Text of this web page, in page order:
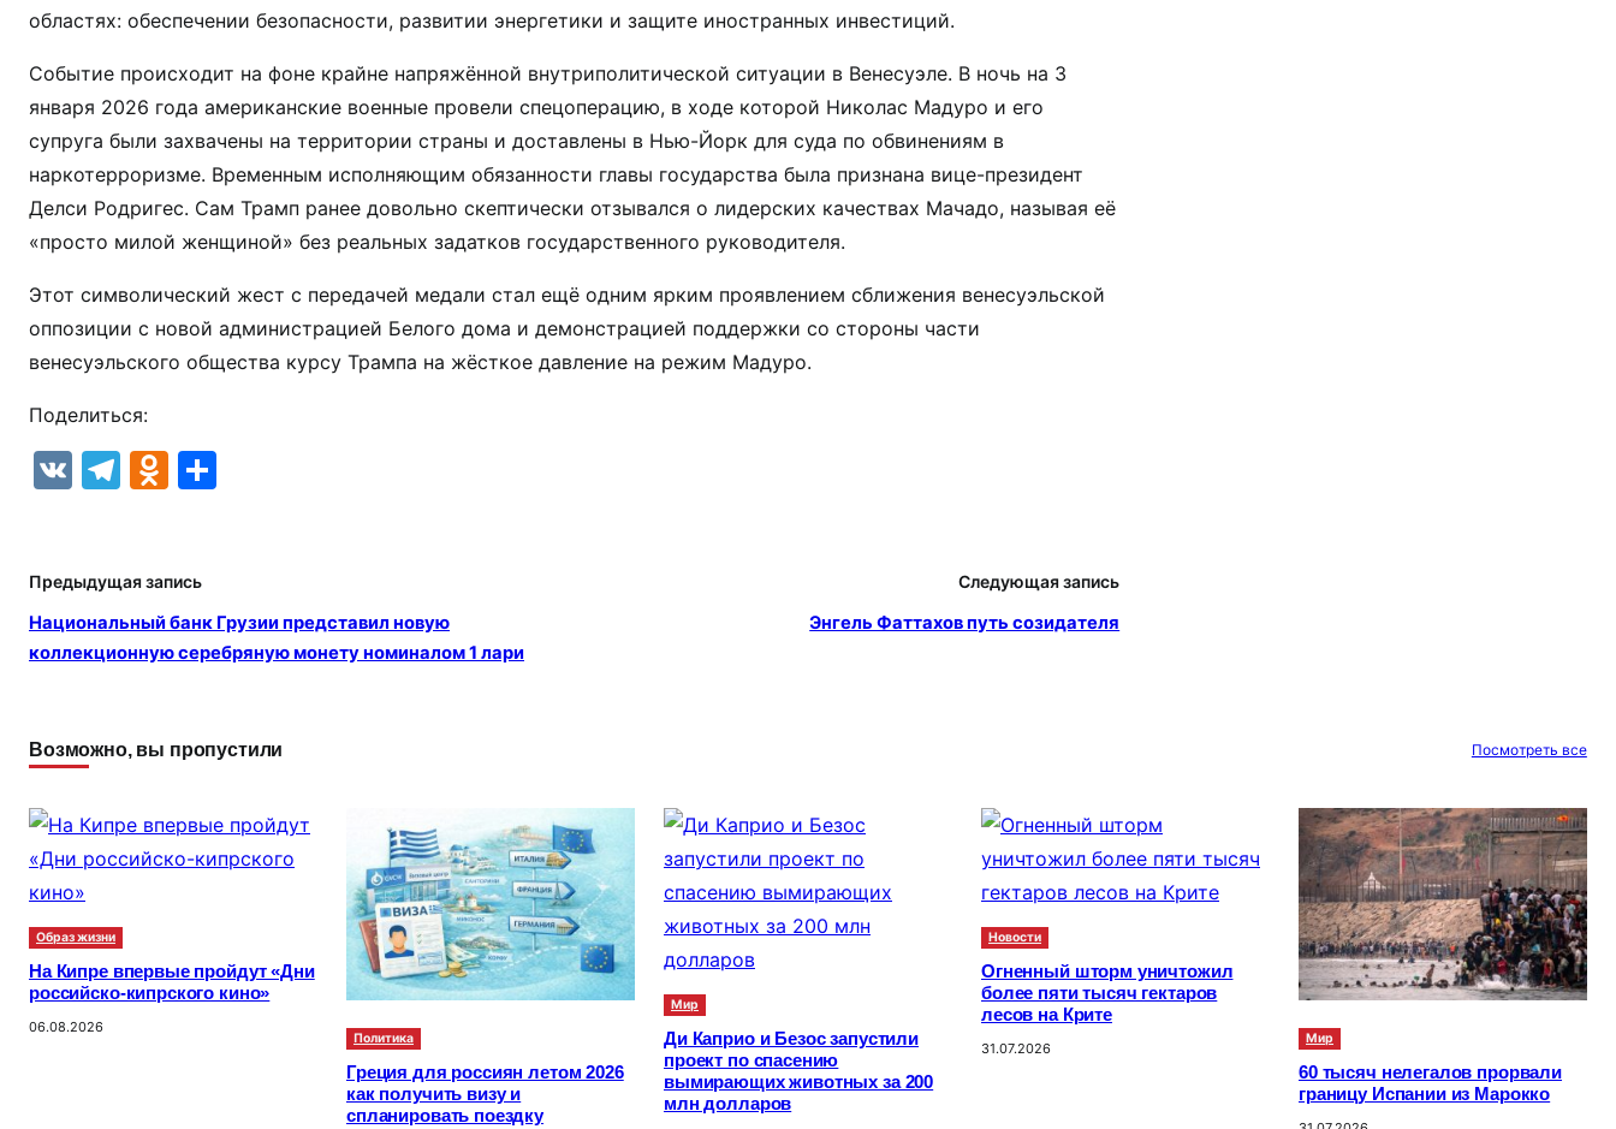
областях: обеспечении безопасности, развитии энергетики и защите иностранных инвестиций.
Событие происходит на фоне крайне напряжённой внутриполитической ситуации в Венесуэле. В ночь на 3
января 2026 года американские военные провели спецоперацию, в ходе которой Николас Мадуро и его
супруга были захвачены на территории страны и доставлены в Нью-Йорк для суда по обвинениям в
наркотерроризме. Временным исполняющим обязанности главы государства была признана вице-президент
Делси Родригес. Сам Трамп ранее довольно скептически отзывался о лидерских качествах Мачадо, называя её
«просто милой женщиной» без реальных задатков государственного руководителя.
Этот символический жест с передачей медали стал ещё одним ярким проявлением сближения венесуэльской
оппозиции с новой администрацией Белого дома и демонстрацией поддержки со стороны части
венесуэльского общества курсу Трампа на жёсткое давление на режим Мадуро.
Поделиться:
V
T
gr
a
m
O
o
kl
a
s
ki
а
в
т
Предыдущая запись
Национальный банк Грузии представил новую
коллекционную серебряную монету номиналом 1 лари
Следующая запись
Энгель Фаттахов путь созидателя
Возможно, вы пропустили Посмотреть все
Образ жизни
На Кипре впервые пройдут «Дни
российско-кипрского кино»
06.08.2026
Политика
Греция для россиян летом 2026
как получить визу и
спланировать поездку
Мир
Ди Каприо и Безос запустили
проект по спасению
вымирающих животных за 200
млн долларов
Новости
Огненный шторм уничтожил
более пяти тысяч гектаров
лесов на Крите
31.07.2026
Мир
60 тысяч нелегалов прорвали
границу Испании из Марокко